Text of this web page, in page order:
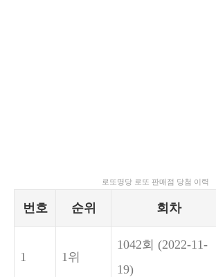
로또명당 로또 판매점 당첨 이력
번호 순위 회차
1 1위
1042회 (2022-11-
19)